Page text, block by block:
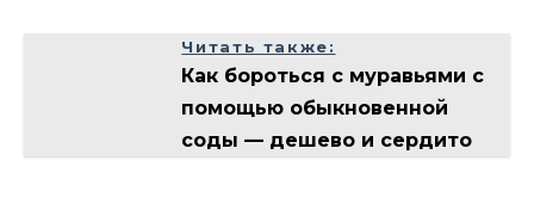
Читать также:
Как бороться с муравьями с
помощью обыкновенной
соды — дешево и сердито